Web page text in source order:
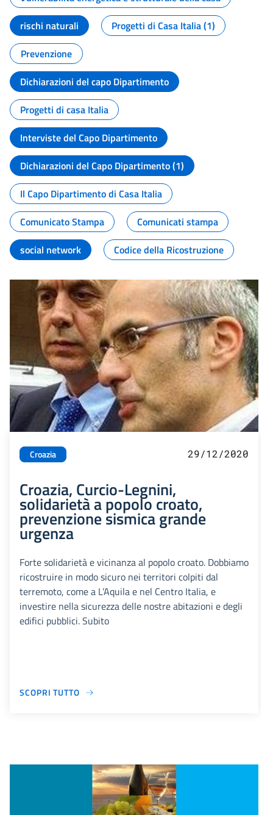
rischi naturali
Progetti di Casa Italia (1)
Prevenzione
Dichiarazioni del capo Dipartimento
Progetti di casa Italia
Interviste del Capo Dipartimento
Dichiarazioni del Capo Dipartimento (1)
Il Capo Dipartimento di Casa Italia
Comunicato Stampa
Comunicati stampa
social network
Codice della Ricostruzione
Croazia 29/12/2020
Croazia, Curcio-Legnini,
solidarietà a popolo croato,
prevenzione sismica grande
urgenza
Forte solidarietà e vicinanza al popolo croato. Dobbiamo
ricostruire in modo sicuro nei territori colpiti dal
terremoto, come a L’Aquila e nel Centro Italia, e
investire nella sicurezza delle nostre abitazioni e degli
edifici pubblici. Subito
SCOPRI TUTTO